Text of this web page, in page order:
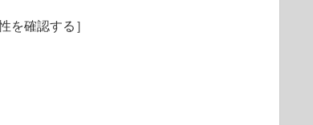
確認する］